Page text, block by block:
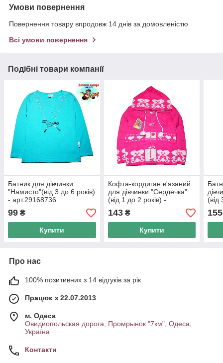
Умови повернення
Повернення товару впродовж 14 днів за домовленістю
Всі умови повернення
Подібні товари компанії
Батник для дівчинки
"Намисто"(від 3 до 6 років)
- арт.29168736
99 ₴
Купити
Кофта-кордиган в'язаний
для дівчинки "Сердечка"
(від 1 до 2 років) -
143₴
Купити
(від
155
Про нас
100% позитивних з 14 відгуків за рік
Працює з 22.07.2013
м. Одеса
Овидиопольская дорога, Промрынок "7км", Одеса,
Україна
Контакти